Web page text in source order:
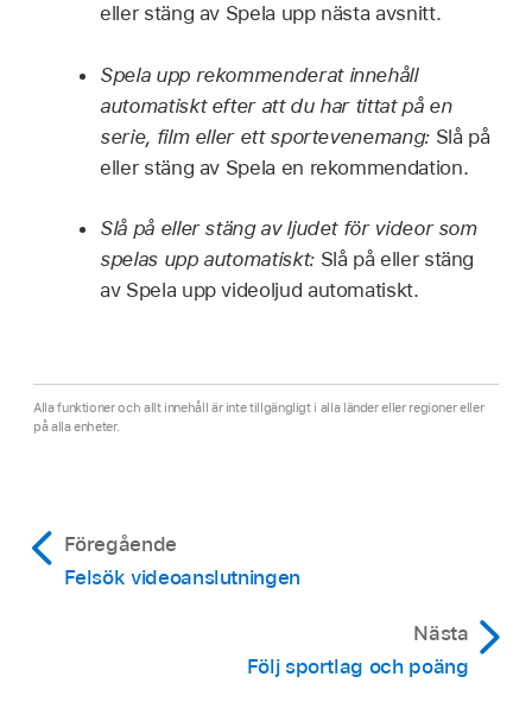
eller stäng av Spela upp nästa avsnitt.
Spela upp rekommenderat innehåll
automatiskt efter att du har tittat på en
serie, film eller ett sportevenemang: Slå på
eller stäng av Spela en rekommendation.
Slå på eller stäng av ljudet för videor som
spelas upp automatiskt: Slå på eller stäng
av Spela upp videoljud automatiskt.
Alla funktioner och allt innehåll är inte tillgängligt i alla länder eller regioner eller
på alla enheter.
Föregående
Felsök videoanslutningen
Nästa
Följ sportlag och poäng